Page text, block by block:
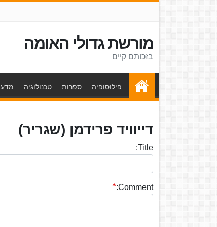
מורשת גדולי האומה
בזכותם קיים
פילוסופיה ספרות טכנולוגיה מדע
דייוויד פרידמן (שגריר)
Title:
Comment: